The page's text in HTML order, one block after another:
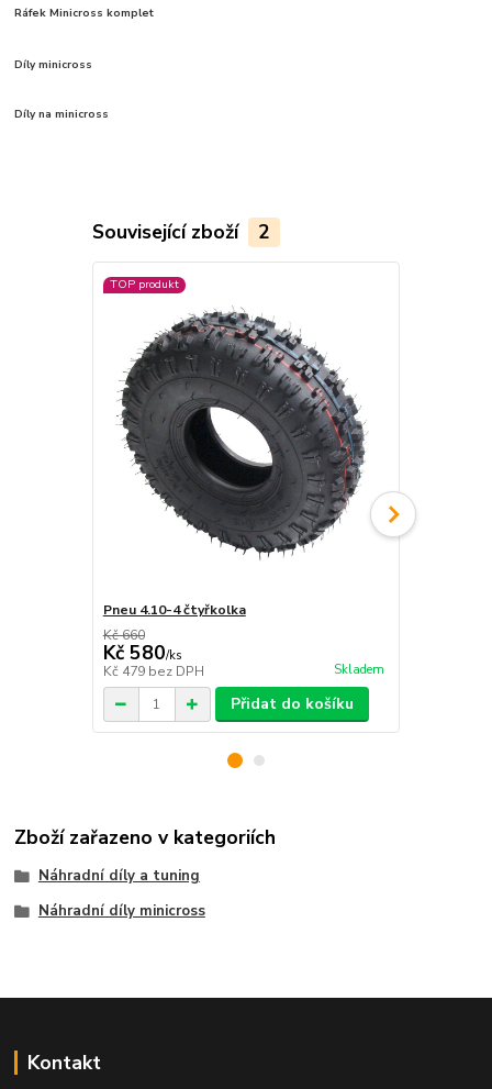
Ráfek Minicross komplet
Díly minicross
Díly na minicross
Související zboží 2
TOP produkt
Pneu 4.10-4 čtyřkolka
Kč 660
Kč 580/ks
Kč 479 bez DPH Skladem
Přidat do košíku
Zboží zařazeno v kategoriích
Náhradní díly a tuning
Náhradní díly minicross
Kontakt